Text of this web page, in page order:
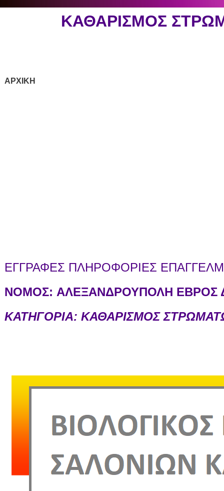
ΚΑΘΑΡΙΣΜΟΣ
ΕΓΓΡΑΦΕΣ ΠΛΗΡΟΦΟΡΙΕΣ
ΝΟΜΟΣ: ΑΛΕΞΑΝΔΡΟΥΠΟΛΗ ΕΒΡΟΣ
ΚΑΤΗΓΟΡΙΑ: ΚΑΘΑΡΙΣΜΟΣ
ΑΡΧΙΚΗ